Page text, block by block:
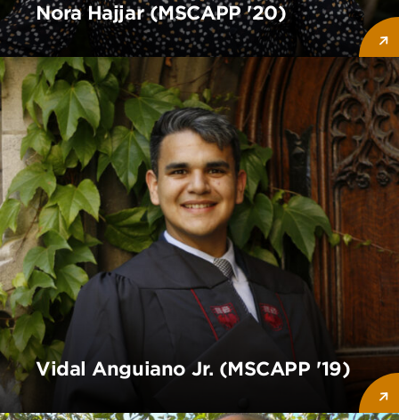
Nora Hajjar (MSCAPP '20)
Vidal Anguiano Jr. (MSCAPP '19)